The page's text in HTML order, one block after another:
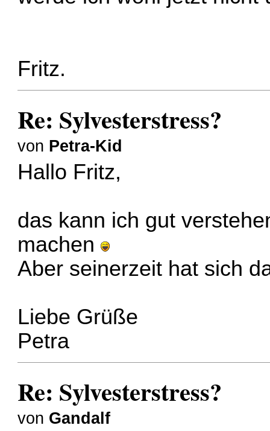
Fritz.
Re: Sylvesterstress?
von Petra-Kid
Hallo Fritz,
das kann ich gut
machen
Aber seinerzeit hat sich
Liebe Grüße
Petra
Re: Sylvesterstress?
von Gandalf